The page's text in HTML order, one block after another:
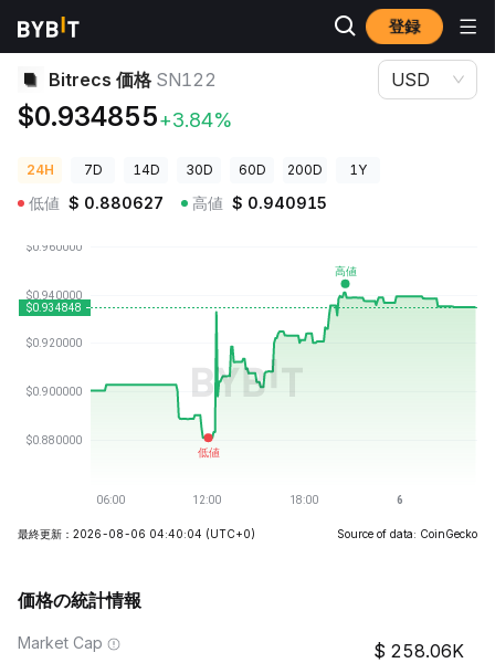
登録
暗号資産価格
Bitrecs 価格 SN122
$0.934855+3.84%
USD
24H 7D 14D 30D 60D 200D 1Y
低値 $ 0.880627 高値 $ 0.940915
最終更新：2026-08-06 04:40:04 (UTC+0) Source of data: CoinGecko
価格の統計情報
Market Cap 258.06K